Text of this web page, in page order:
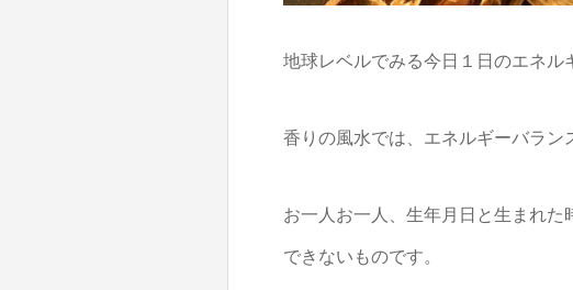
地球レベルでみる今日１日のエネル
香りの風水では、エネルギーバラン
お一人お一人、生年月日と生まれ
できないものです。